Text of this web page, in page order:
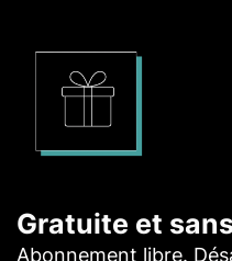
Gratuite et
Abonnement libre.